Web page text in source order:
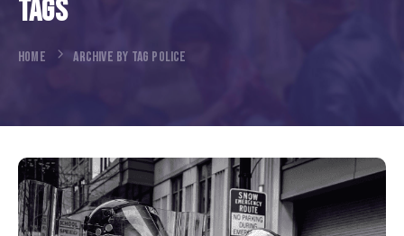
Tags
HOME ARCHIVE BY TAG POLICE